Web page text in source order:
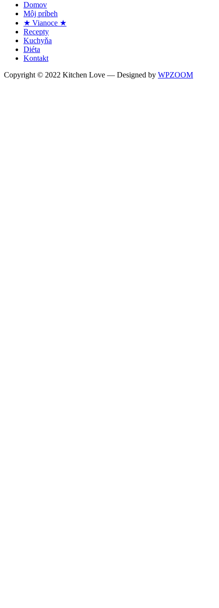
Domov
Môj príbeh
★ Vianoce ★
Recepty
Kuchyňa
Diéta
Kontakt
Copyright © 2022 Kitchen Love — Designed by WPZOOM